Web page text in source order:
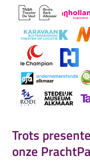
Trots
onze